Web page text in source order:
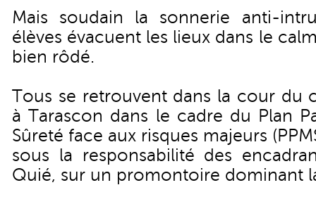
Mais soudain la sonnerie anti-
élèves évacuent les lieux dans le
bien rôdé.
Tous se retrouvent dans la cour du
à Tarascon dans le cadre du Plan
Sûreté face aux risques majeurs
sous la responsabilité des
Quié, sur un promontoire dominant